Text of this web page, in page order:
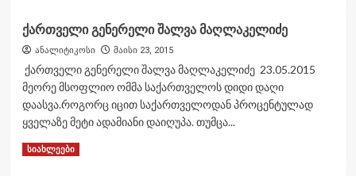
აფხაზეთის
ომი.
დოკუმენტური
მასალა.
ვიდეოზე
ასახულია
სოხუმის
მიმდინარე
ქართველი გენერელი შალვა მაღლაკელიძე
ანალიტიკოსი მაისი 23, 2015
ქართველი გენერელი შალვა მაღლაკელიძე 23.05.2015
მეორე მსოფლიო ომმა საქართველოს დიდი დაღი
დაასვა.როგორც იცით საქართველოდან პროცენტულად
ყველაზე მეტი ადამიანი დაიღუპა. თუმცა...
Read MoreRead
სიახლეები